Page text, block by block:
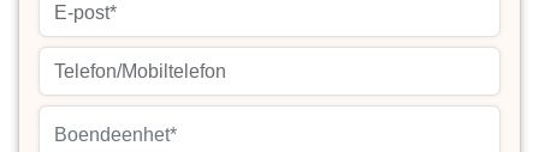
Boendeenhet*